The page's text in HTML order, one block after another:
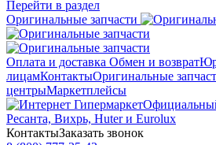
Перейти в раздел
Оригинальные запчасти
Оплата и доставка Обмен и возврат
лицамКонтактыОригинальные
центрыМаркетплейсы
Ресанта, Вихрь, Huter и Eurolux
КонтактыЗаказать звонок